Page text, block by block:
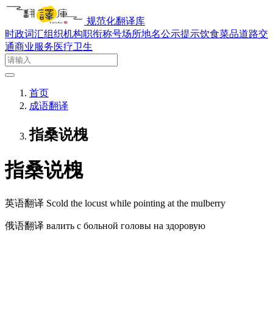
规范化翻译库
时政词汇组织机构职衔称号场所地名公示提示饮食菜品道路交
通商业服务医疗卫生
首页
成语翻译
指桑说槐
指桑说槐
英语翻译 Scold the locust while pointing at the mulberry
俄语翻译 валить с больной головы на здоровую